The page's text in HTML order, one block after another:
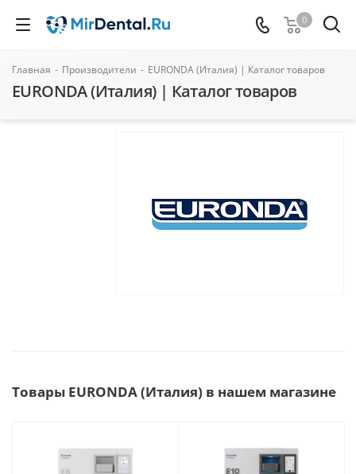
0
Главная - Производители - EURONDA (Италия) | Каталог товаров
EURONDA (Италия) | Каталог товаров
Товары EURONDA (Италия) в нашем магазине